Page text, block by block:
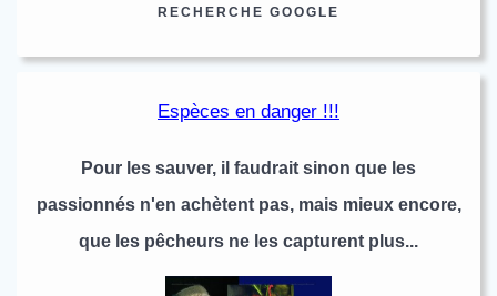
RECHERCHE GOOGLE
Espèces en danger !!!
Pour les sauver, il faudrait sinon que les
passionnés n'en achètent pas, mais mieux encore,
que les pêcheurs ne les capturent plus...